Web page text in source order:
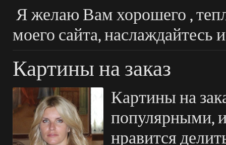
Я желаю Вам хорошего ,
моего сайта, наслаждайтесь
Картины на заказ
Картины на
популярными,
нравится